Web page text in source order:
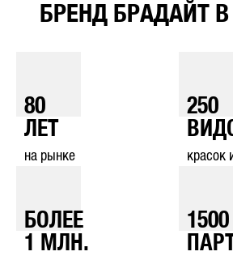
БРЕНД БРАДАЙТ
80
ЛЕТ
на рынке
250
красок
БОЛЕЕ
1
МЛН.
1500